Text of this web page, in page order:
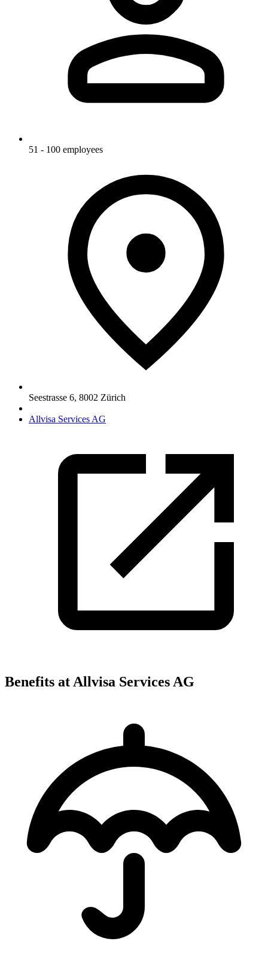
51 - 100 employees
Seestrasse 6, 8002 Zürich
Allvisa Services AG
Benefits at Allvisa Services AG